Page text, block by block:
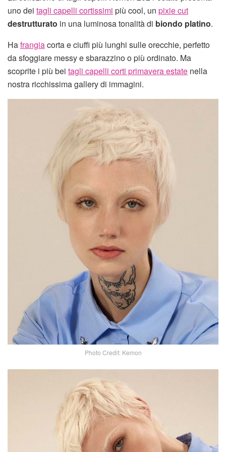
uno dei tagli capelli cortissimi più cool, un pixie cut
destrutturato in una luminosa tonalità di biondo platino.
Hafrangiacorta e ciuffi più lunghi sulle orecchie, perfetto
da sfoggiare messy e sbarazzino o più ordinato. Ma
scoprite i più bei tagli capelli corti primavera estate nella
nostra ricchissima gallery di immagini.
Photo Credit: Kemon